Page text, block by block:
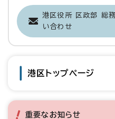
港区役所 区政部 総
い合わせ
港区トップページ
重要なお知らせ